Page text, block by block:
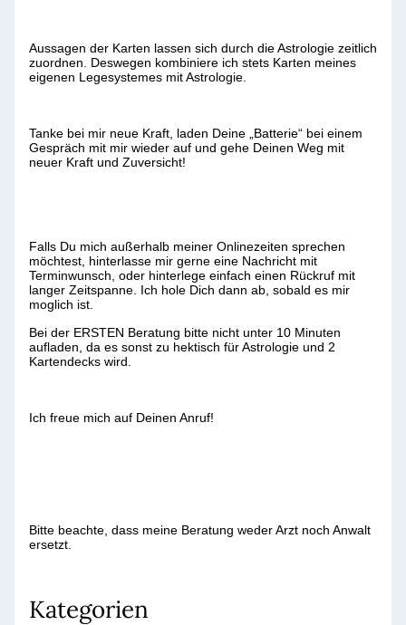
Aussagen der Karten lassen sich durch die Astrologie zeitlich
zuordnen. Deswegen kombiniere ich stets Karten meines
eigenen Legesystemes mit Astrologie.
Tanke bei mir neue Kraft, laden Deine „Batterie“ bei einem
Gespräch mit mir wieder auf und gehe Deinen Weg mit
neuer Kraft und Zuversicht!
Falls Du mich außerhalb meiner Onlinezeiten sprechen
möchtest, hinterlasse mir gerne eine Nachricht mit
Terminwunsch, oder hinterlege einfach einen Rückruf mit
langer Zeitspanne. Ich hole Dich dann ab, sobald es mir
moglich ist.
Bei der ERSTEN Beratung bitte nicht unter 10 Minuten
aufladen, da es sonst zu hektisch für Astrologie und 2
Kartendecks wird.
Ich freue mich auf Deinen Anruf!
Bitte beachte, dass meine Beratung weder Arzt noch Anwalt
ersetzt.
Kategorien